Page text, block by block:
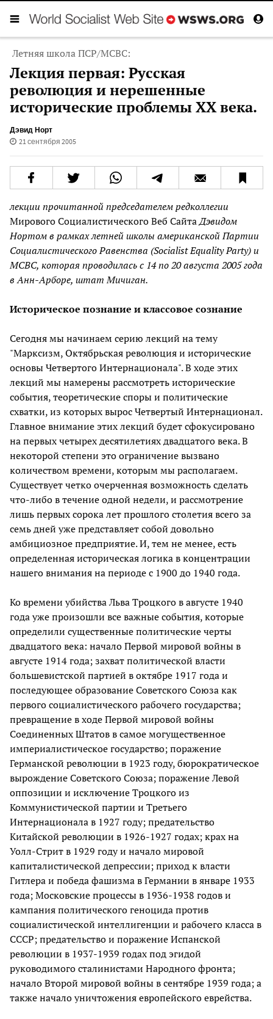
Летняя школа ПСР/МСВС:
Лекция первая: Русская
революция и нерешенные
исторические проблемы XX века.
Дэвид Норт
21 сентября 2005
лекции прочитанной председателем редколлегии
Мирового Социалистического Веб СайтаДэвидом
Нортом в рамках летней школы американской Партии
Социалистического Равенства (Socialist Equality Party) и
МСВС, которая проводилась с 14 по 20 августа 2005 года
в Анн-Арборе, штат Мичиган.
Историческое познание и классовое сознание
Сегодня мы начинаем серию лекций на тему
"Марксизм, Октябрьская революция и исторические
основы Четвертого Интернационала". В ходе этих
лекций мы намерены рассмотреть исторические
события, теоретические споры и политические
схватки, из которых вырос Четвертый Интернационал.
Главное внимание этих лекций будет сфокусировано
на первых четырех десятилетиях двадцатого века. В
некоторой степени это ограничение вызвано
количеством времени, которым мы располагаем.
Существует четко очерченная возможность сделать
что-либо в течение одной недели, и рассмотрение
лишь первых сорока лет прошлого столетия всего за
семь дней уже представляет собой довольно
амбициозное предприятие. И, тем не менее, есть
определенная историческая логика в концентрации
нашего внимания на периоде с 1900 до 1940 года.
Ко времени убийства Льва Троцкого в августе 1940
года уже произошли все важные события, которые
определили существенные политические черты
двадцатого века: начало Первой мировой войны в
августе 1914 года; захват политической власти
большевистской партией в октябре 1917 года и
последующее образование Советского Союза как
первого социалистического рабочего государства;
превращение в ходе Первой мировой войны
Соединенных Штатов в самое могущественное
империалистическое государство; поражение
Германской революции в 1923 году, бюрократическое
вырождение Советского Союза; поражение Левой
оппозиции и исключение Троцкого из
Коммунистической партии и Третьего
Интернационала в 1927 году; предательство
Китайской революции в 1926-1927 годах; крах на
Уолл-Стрит в 1929 году и начало мировой
капиталистической депрессии; приход к власти
Гитлера и победа фашизма в Германии в январе 1933
года; Московские процессы в 1936-1938 годов и
кампания политического геноцида против
социалистической интеллигенции и рабочего класса в
СССР; предательство и поражение Испанской
революции в 1937-1939 годах под эгидой
руководимого сталинистами Народного фронта;
начало Второй мировой войны в сентябре 1939 года; а
также начало уничтожения европейского еврейства.